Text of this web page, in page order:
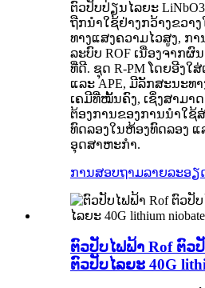
ຕົວປັບປ່ຽນໄລຍະ
ຖືກນຳໃຊ້ຢ່າງກວ້າງຂວາ
ທາງແສງຄວາມໄວສູງ, ກາ
ລະບົບ ROF ເນື່ອງຈາກຜົ
ທີ່ດີ. ຊຸດ R-PM ໂດຍອີງໃສ່
ແລະ APE, ມີລັກສະນະທ
ເຄມີທີ່ໝັ້ນຄົງ, ເຊິ່ງສາມາ
ຕ້ອງການຂອງການນຳໃຊ້
ທົດລອງໃນຫ້ອງທົດລອງ ແ
ອຸດສາຫະກຳ.
ການສອບຖາມລາຍລະອຽ
ຕົວປັບໄຟຟ້າ Rof ຕົວ
ຕົວປັບໄລຍະ 40G